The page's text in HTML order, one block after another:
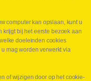
promo
computer kan opslaan, kunt u
bij het eerste bezoek aan
doeleinden cookies
mag worden verwerkt via
of wijzigen door op het cookie-